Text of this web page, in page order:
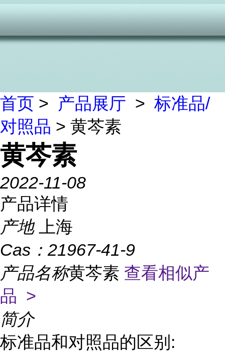
首页 > 产品展厅 > 标准品/
对照品 > 黄芩素
黄芩素
2022-11-08
产品详情
产地
上海
Cas： 21967-41-9
产品名称黄芩素 查看相似产
品 >
简介
标准品和对照品的区别: